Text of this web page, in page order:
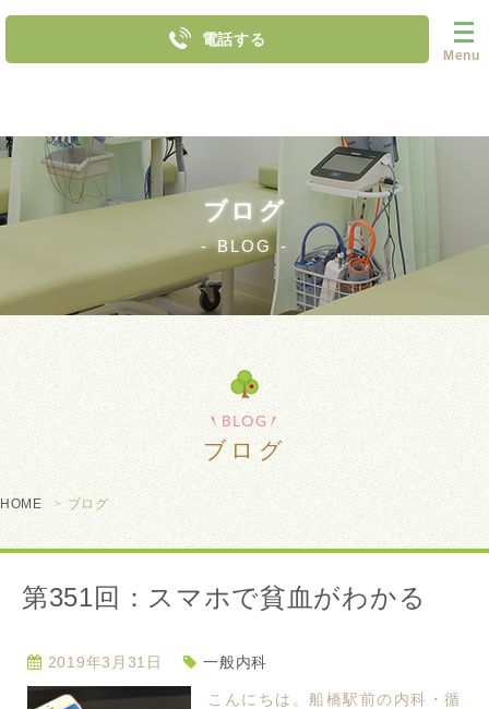
電話する
Menu
ブログ
BLOG
BLOG
ブログ
HOME ブログ
第351回：スマホで貧血がわかる
2019年3月31日 一般内科
こんにちは。船橋駅前の内科・循